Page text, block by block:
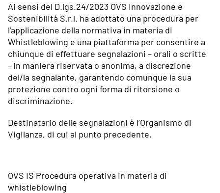
Ai sensi del D.lgs.24/2023 OVS Innovazione e
Sostenibilità S.r.l. ha adottato una procedura per
l’applicazione della normativa in materia di
Whistleblowing e una piattaforma per consentire a
chiunque di effettuare segnalazioni – orali o scritte
- in maniera riservata o anonima, a discrezione
del/la segnalante, garantendo comunque la sua
protezione contro ogni forma di ritorsione o
discriminazione.
Destinatario delle segnalazioni è l’Organismo di
Vigilanza, di cui al punto precedente.
OVS IS Procedura operativa in materia di
whistleblowing